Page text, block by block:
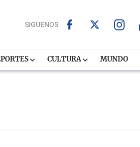
SIGUENOS
CULTURA MUNDO